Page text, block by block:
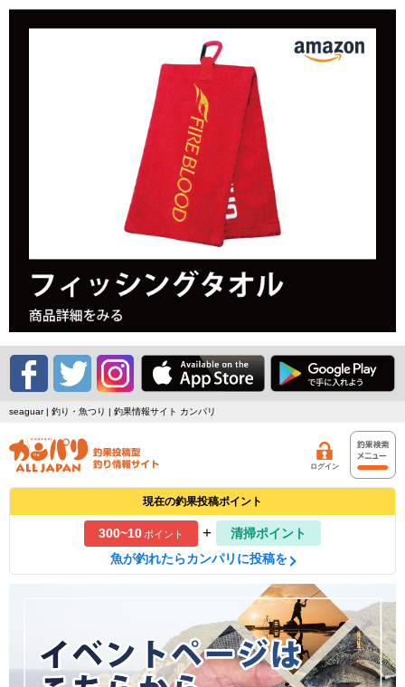
seaguar | 釣り・魚つり | 釣果情報サイト カンパリ
ログイン
現在の釣果投稿ポイント
300~10ポイント +
清掃ポイント
魚が釣れたらカンパリに投稿を